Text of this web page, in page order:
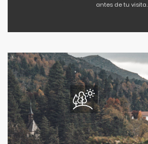
antes de tu visita.